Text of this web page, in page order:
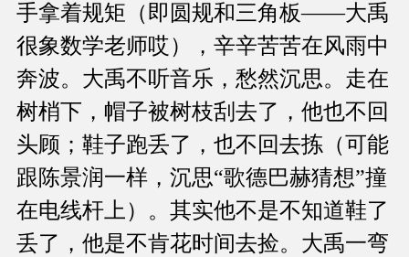
手拿着规矩（即圆规和三角板——大禹
很象数学老师哎），辛辛苦苦在风雨中
奔波。大禹不听音乐，愁然沉思。走在
树梢下，帽子被树枝刮去了，他也不回
头顾；鞋子跑丢了，也不回去拣（可能
跟陈景润一样，沉思“歌德巴赫猜想”撞
在电线杆上）。其实他不是不知道鞋了
丢了，他是不肯花时间去捡。大禹一弯